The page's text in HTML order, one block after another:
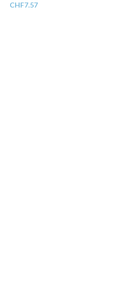
CHF7.57